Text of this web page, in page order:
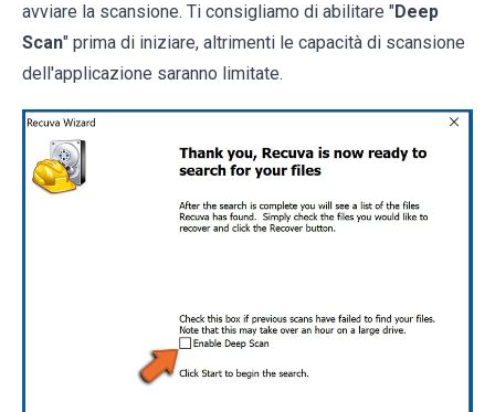
avviare la scansione. Ti consigliamo di abilitare "Deep
Scan" prima di iniziare, altrimenti le capacità di scansione
dell'applicazione saranno limitate.